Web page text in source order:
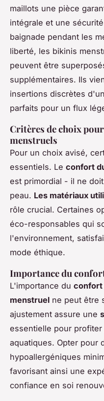
maillots une pièce
intégrale et une
baignade pendant les
liberté, les bikinis
peuvent être
supplémentaires. Ils
insertions discrètes
parfaits pour un flux
Critères de choix
menstruels
Pour un choix avisé,
essentiels. Le confort
est primordial - il ne
peau. Les matériaux
rôle crucial. Certaines
éco-responsables qui
l'environnement,
mode éthique.
Importance du
L'importance du confort
menstruel ne peut être
ajustement assure une
essentielle pour
aquatiques. Opter pour
hypoallergéniques
favorisant ainsi une
confiance en soi